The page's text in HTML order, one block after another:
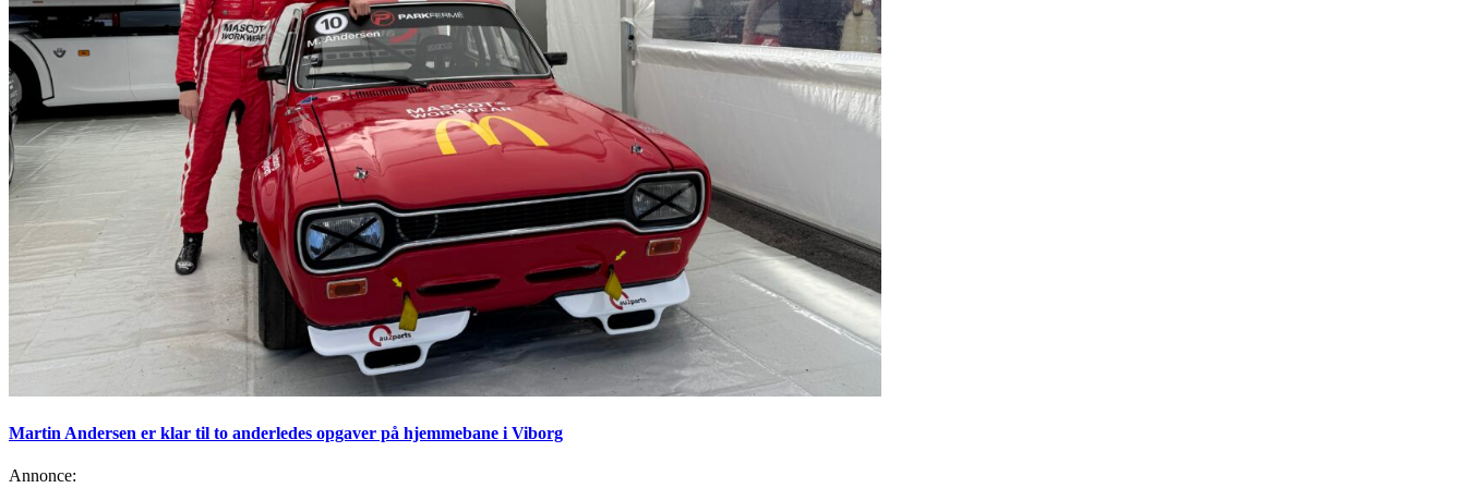
Martin Andersen er klar til to anderledes opgaver på hjemmebane i Viborg
Annonce: